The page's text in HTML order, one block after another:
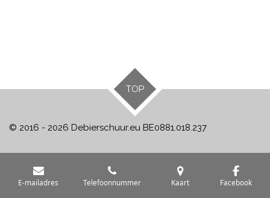
TOP
© 2016 - 2026 Debierschuur.eu BE0881.018.237
E-mailadres Telefoonnummer Kaart Facebook